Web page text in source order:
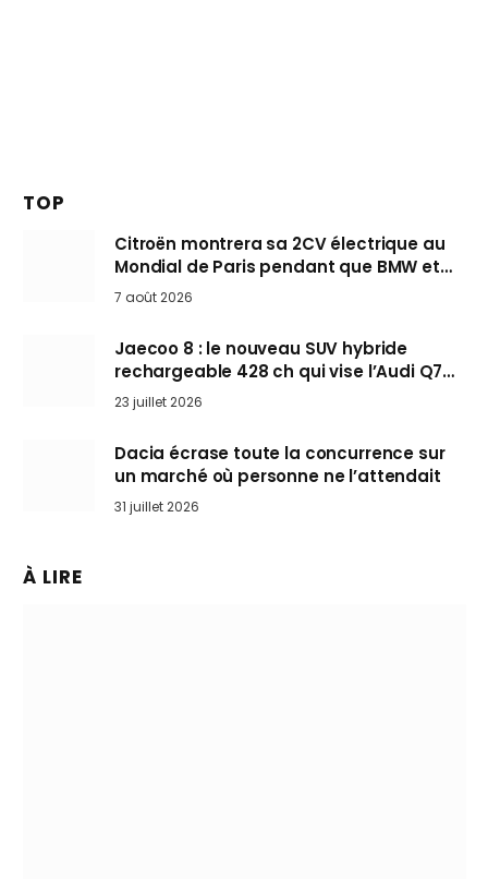
TOP
Citroën montrera sa 2CV électrique au
Mondial de Paris pendant que BMW et
Mini désertent le salon
7 août 2026
Jaecoo 8 : le nouveau SUV hybride
rechargeable 428 ch qui vise l’Audi Q7
arrive en Europe cet automne
23 juillet 2026
Dacia écrase toute la concurrence sur
un marché où personne ne l’attendait
31 juillet 2026
À LIRE